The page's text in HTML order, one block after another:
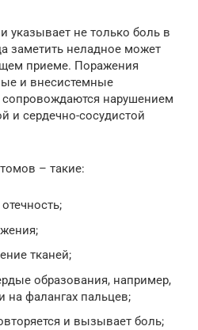
указывает не только боль в
заметить неладное может
приеме. Поражения
и внесистемные
нарушением
и сердечно-сосудистой
– такие:
тканей;
образования, например,
на фалангах пальцев;
и вызывает боль;